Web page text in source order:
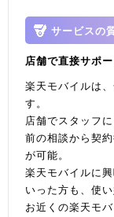
サービスの
店舗で直接サポ
楽天モバイルは
す。
店舗でスタッフ
前の相談から契
が可能。
楽天モバイルに
いった方も、使
お近くの楽天モ